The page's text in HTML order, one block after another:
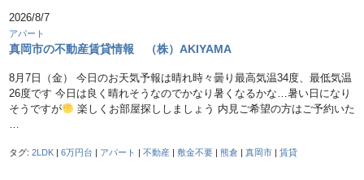
2026/8/7
アパート
真岡市の不動産賃貸情報 （株）AKIYAMA
8月7日（金） 今日のお天気予報は晴れ時々曇り最高気温34度、最低気温
26度です 今日は良く晴れそうなのでかなり暑くなるかな…暑い日になり
そうですが
楽しくお部屋探ししましょう 内見ご希望の方はご予約いた
タグ:2LDK |6万円台 | アパート |不動産 |敷金不要 |熊倉 |真岡市 |賃貸